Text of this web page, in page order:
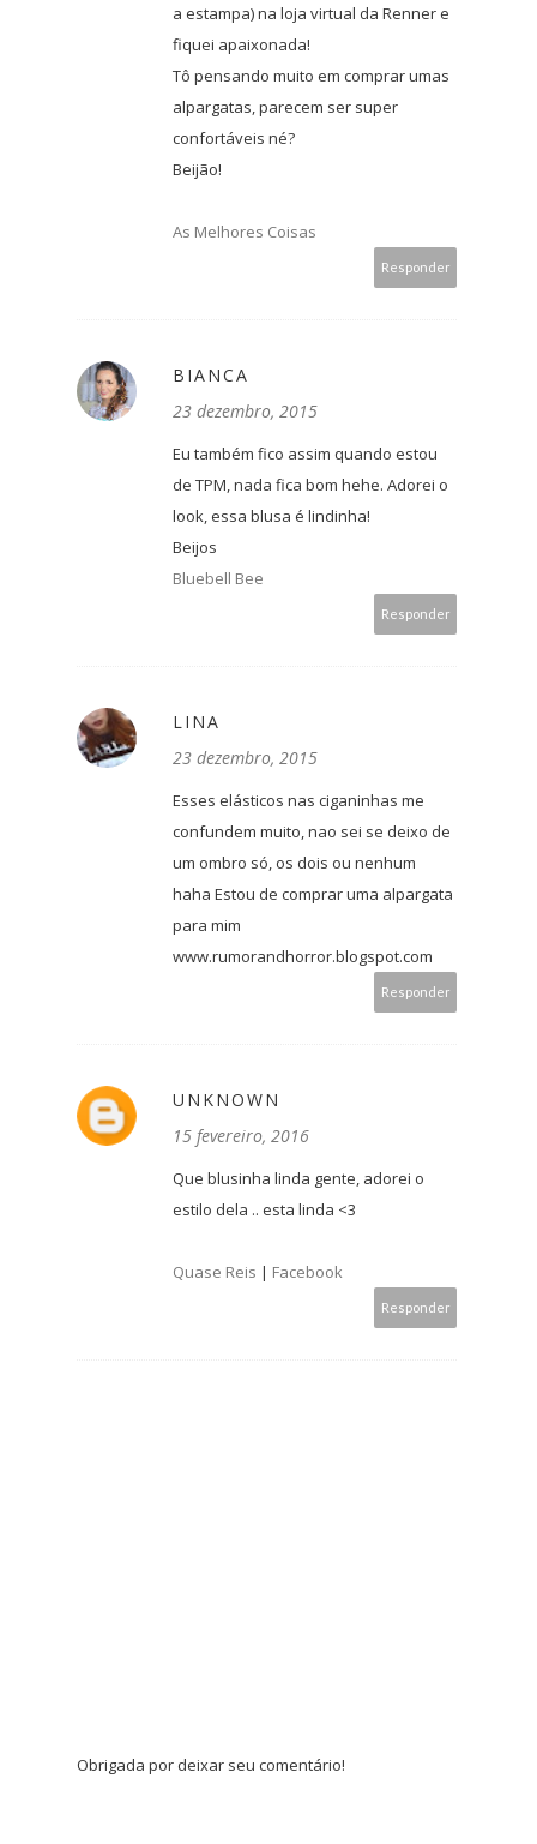
a estampa) na loja virtual da Renner e
fiquei apaixonada!
Tô pensando muito em comprar umas
alpargatas, parecem ser super
confortáveis né?
Beijão!
As Melhores Coisas
Responder
BIANCA
23 dezembro, 2015
Eu também fico assim quando estou
de TPM, nada fica bom hehe. Adorei o
look, essa blusa é lindinha!
Beijos
Bluebell Bee
Responder
LINA
23 dezembro, 2015
Esses elásticos nas ciganinhas me
confundem muito, nao sei se deixo de
um ombro só, os dois ou nenhum
haha Estou de comprar uma alpargata
para mim
www.rumorandhorror.blogspot.com
Responder
UNKNOWN
15 fevereiro, 2016
Que blusinha linda gente, adorei o
estilo dela .. esta linda <3
Quase Reis | Facebook
Responder
Obrigada por deixar seu comentário!